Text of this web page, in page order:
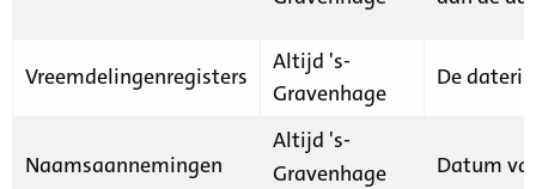
Vreemdelingenregisters
Altijd 's-
Gravenhage
De
Naamsaannemingen
Altijd 's-
Gravenhage
Datum